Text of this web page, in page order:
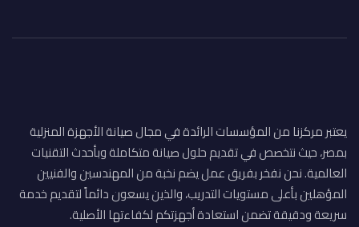
يعتبر مركزنا من المؤسسات الرائدة في مجال صيانة الأجهزة المنزلية
بمصر، حيث نتخصص في تقديم حلول صيانة متكاملة وبأحدث التقنيات
العالمية. نحن نفخر بفريق عمل يضم نخبة من المهندسين والفنيين
المؤهلين بأعلى مستويات التدريب، والذين يسعون دائماً لتقديم خدمة
سريعة ودقيقة تضمن استعادة أجهزتكم لكفاءتها الأصلية.